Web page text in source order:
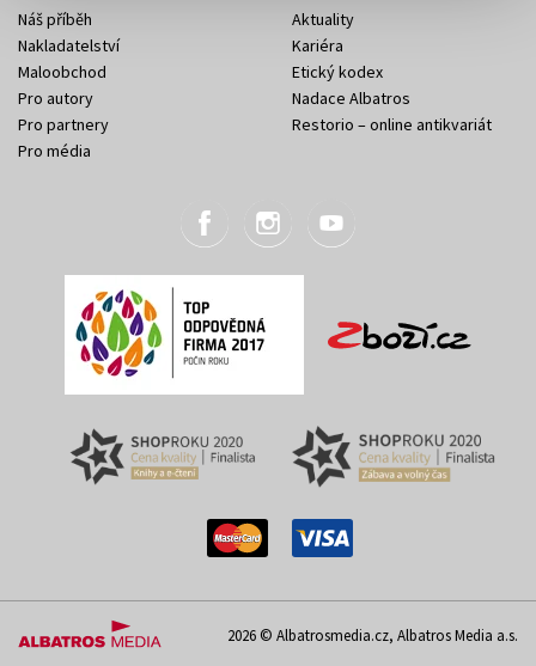
Náš příběh
Nakladatelství
Maloobchod
Pro autory
Pro partnery
Pro média
Aktuality
Kariéra
Etický kodex
Nadace Albatros
Restorio – online antikvariát
2026 © Albatrosmedia.cz, Albatros Media a.s.